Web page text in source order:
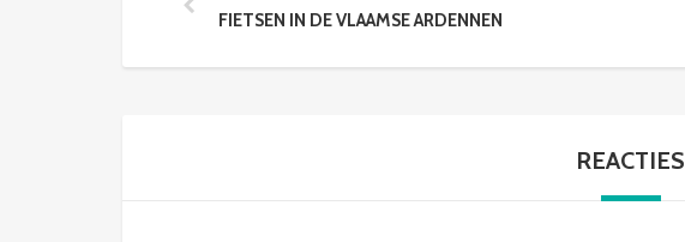
FIETSEN IN DE VLAAMSE ARDENNEN
REACTIES